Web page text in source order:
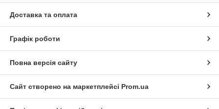
Доставка та оплата
Графік роботи
Повна версія сайту
Сайт створено на маркетплейсі Prom.ua